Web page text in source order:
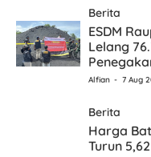
Berita
ESDM
Lelang
Alfian 7 Aug
Berita
Harga
Turun